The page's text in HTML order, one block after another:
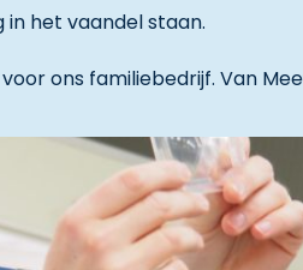
het vaandel staan.
ons familiebedrijf. Van